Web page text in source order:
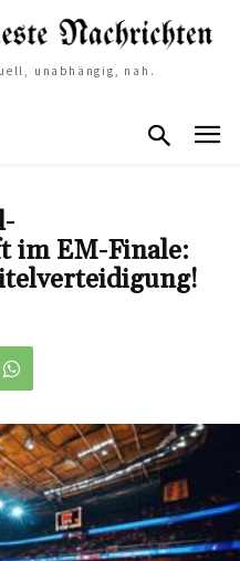
unabhängig, nah.
im EM-Finale: